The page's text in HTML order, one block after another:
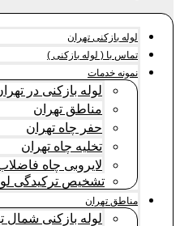
لوله بازکنی تهران
تماس با ( لوله بازکنی )
نمونه خدمات
لوله بازکنی در
مناطق تهران
حفر چاه تهران
تخلیه چاه تهران
لایروبی چاه
تشخیص ترکیدگی
مناطق تهران
لوله بازکنی شمال